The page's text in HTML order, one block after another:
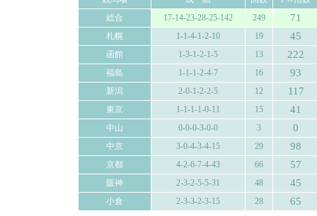
総合
17-14-23-28-25-142 249 71
札幌 1-1-4-1-2-10 19 45
函館 1-3-1-2-1-5 13 222
福島 1-1-1-2-4-7 16 93
新潟 2-0-1-2-2-5 12 117
東京 1-1-1-1-0-11 15 41
中山 0-0-0-3-0-0 3 0
中京 3-0-4-3-4-15 29 98
京都 4-2-6-7-4-43 66 57
阪神 2-3-2-5-5-31 48 45
小倉 2-3-3-2-3-15 28 65